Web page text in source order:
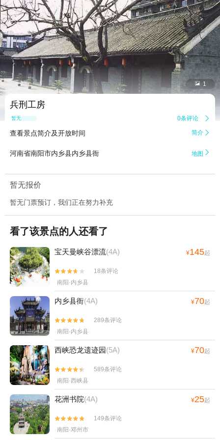
 1
兵刑工房
暂无点评 0条评论 
查看景点简介及开放时间 简介 
河南省南阳市内乡县内乡县衙 地图 
暂无报价
暂无门票预订，我们正在努力补充
看了该景点的人还看了
宝天曼峡谷漂流(4A) ¥145起


18条评论
南阳·内乡县
内乡县衙(4A) ¥70起


289条评论
南阳·内乡县
西峡恐龙遗迹园(5A) ¥70起


589条评论
南阳·西峡县
花洲书院(4A) ¥25起


149条评论
南阳·邓州市
